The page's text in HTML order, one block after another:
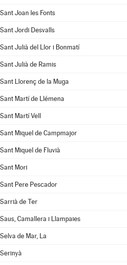
Sant Joan les Fonts
Sant Jordi Desvalls
Sant Julià del Llor i Bonmatí
Sant Julià de Ramis
Sant Llorenç de la Muga
Sant Martí de Llémena
Sant Martí Vell
Sant Miquel de Campmajor
Sant Miquel de Fluvià
Sant Mori
Sant Pere Pescador
Sarrià de Ter
Saus, Camallera i Llampaies
Selva de Mar, La
Serinyà